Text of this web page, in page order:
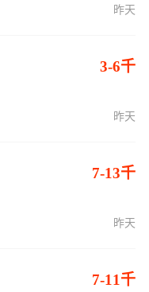
昨天
3-6千
昨天
7-13千
昨天
7-11千